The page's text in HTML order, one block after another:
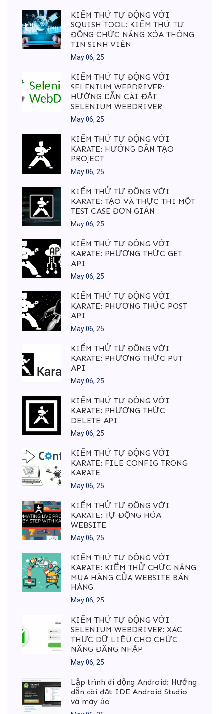
KIỂM THỬ TỰ ĐỘNG VỚI
SQUISH TOOL: KIỂM THỬ TỰ
ĐỘNG CHỨC NĂNG XÓA THÔNG
TIN SINH VIÊN
May 06, 25
KIỂM THỬ TỰ ĐỘNG VỚI
SELENIUM WEBDRIVER:
HƯỚNG DẪN CÀI ĐẶT
SELENIUM WEBDRIVER
May 06, 25
KIỂM THỬ TỰ ĐỘNG VỚI
KARATE: HƯỚNG DẪN TẠO
PROJECT
May 06, 25
KIỂM THỬ TỰ ĐỘNG VỚI
KARATE: TẠO VÀ THỰC THI MỘT
TEST CASE ĐƠN GIẢN
May 06, 25
KIỂM THỬ TỰ ĐỘNG VỚI
KARATE: PHƯƠNG THỨC GET
API
May 06, 25
KIỂM THỬ TỰ ĐỘNG VỚI
KARATE: PHƯƠNG THỨC POST
API
May 06, 25
KIỂM THỬ TỰ ĐỘNG VỚI
KARATE: PHƯƠNG THỨC PUT
API
May 06, 25
KIỂM THỬ TỰ ĐỘNG VỚI
KARATE: PHƯƠNG THỨC
DELETE API
May 06, 25
KIỂM THỬ TỰ ĐỘNG VỚI
KARATE: FILE CONFIG TRONG
KARATE
May 06, 25
KIỂM THỬ TỰ ĐỘNG VỚI
KARATE: TỰ ĐỘNG HÓA
WEBSITE
May 06, 25
KIỂM THỬ TỰ ĐỘNG VỚI
KARATE: KIỂM THỬ CHỨC NĂNG
MUA HÀNG CỦA WEBSITE BÁN
HÀNG
May 06, 25
KIỂM THỬ TỰ ĐỘNG VỚI
SELENIUM WEBDRIVER: XÁC
THỰC DỮ LIỆU CHO CHỨC
NĂNG ĐĂNG NHẬP
May 06, 25
Lập trình di động Android: Hướng
dẫn cài đặt IDE Android Studio
và máy ảo